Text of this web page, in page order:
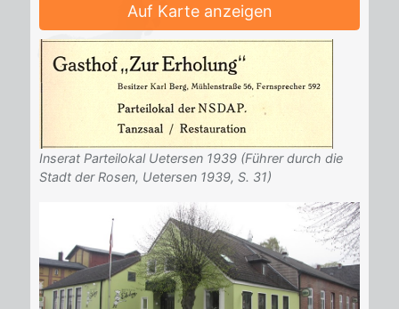
Auf Karte anzeigen
Inserat Parteilokal Uetersen 1939 (Führer durch die
Stadt der Rosen, Uetersen 1939, S. 31)